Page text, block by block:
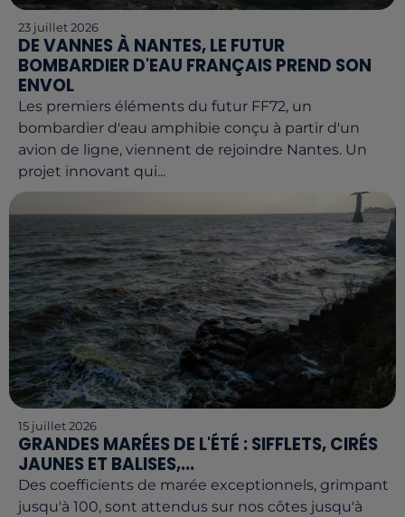
23 juillet 2026
DE VANNES À NANTES, LE FUTUR
BOMBARDIER D'EAU FRANÇAIS PREND SON
ENVOL
Les premiers éléments du futur FF72, un
bombardier d'eau amphibie conçu à partir d'un
avion de ligne, viennent de rejoindre Nantes. Un
projet innovant qui...
15 juillet 2026
GRANDES MARÉES DE L'ÉTÉ : SIFFLETS, CIRÉS
JAUNES ET BALISES,...
Des coefficients de marée exceptionnels, grimpant
jusqu'à 100, sont attendus sur nos côtes jusqu'à